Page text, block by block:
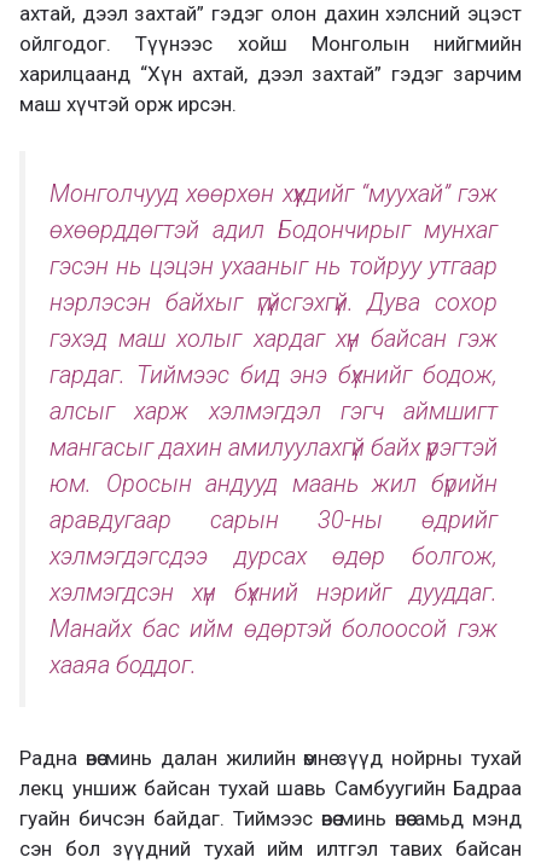
ахтай, дээл захтай” гэдэг олон дахин хэлсний эцэст
ойлгодог. Түүнээс хойш Монголын нийгмийн
харилцаанд “Хүн ахтай, дээл захтай” гэдэг зарчим
маш хүчтэй орж ирсэн.
Монголчууд хөөрхөн хүүхдийг “муухай” гэж
өхөөрддөгтэй адил Бодончирыг мунхаг
гэсэн нь цэцэн ухааныг нь тойруу утгаар
нэрлэсэн байхыг үгүйсгэхгүй. Дува сохор
гэхэд маш холыг хардаг хүн байсан гэж
гардаг. Тиймээс бид энэ бүхнийг бодож,
алсыг харж хэлмэгдэл гэгч аймшигт
мангасыг дахин амилуулахгүй байх үүрэгтэй
юм. Оросын андууд маань жил бүрийн
аравдугаар сарын 30-ны өдрийг
хэлмэгдэгсдээ дурсах өдөр болгож,
хэлмэгдсэн хүн бүхний нэрийг дууддаг.
Манайх бас ийм өдөртэй болоосой гэж
хааяа боддог.
Радна өвөө минь далан жилийн өмнө зүүд нойрны тухай
лекц уншиж байсан тухай шавь Самбуугийн Бадраа
гуайн бичсэн байдаг. Тиймээс өвөө минь өнөө амьд мэнд
сэн бол зүүдний тухай ийм илтгэл тавих байсан